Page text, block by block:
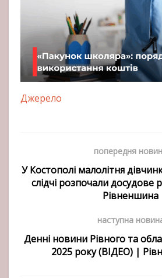
Джерело
попередня
У Костополі малолітня
слідчі розпочали досудове
Рівненшина
наступна
Денні новини Рівного та
2025 року (ВІДЕО) |